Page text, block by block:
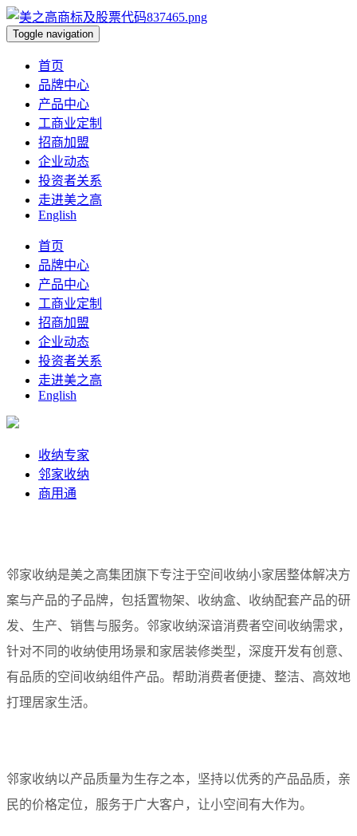
Toggle navigation
首页
品牌中心
产品中心
工商业定制
招商加盟
企业动态
投资者关系
走进美之高
English
首页
品牌中心
产品中心
工商业定制
招商加盟
企业动态
投资者关系
走进美之高
English
收纳专家
邻家收纳
商用通
邻家收纳是美之高集团旗下专注于空间收纳小家居整体解决方
案与产品的子品牌，包括置物架、收纳盒、收纳配套产品的研
发、生产、销售与服务。邻家收纳深谙消费者空间收纳需求，
针对不同的收纳使用场景和家居装修类型，深度开发有创意、
有品质的空间收纳组件产品。帮助消费者便捷、整洁、高效地
打理居家生活。
邻家收纳以产品质量为生存之本，坚持以优秀的产品品质，亲
民的价格定位，服务于广大客户，让小空间有大作为。